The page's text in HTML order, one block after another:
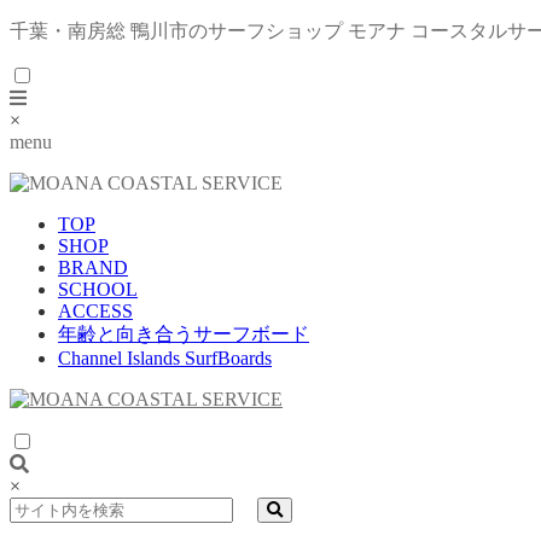
千葉・南房総 鴨川市のサーフショップ モアナ コースタルサ
×
menu
TOP
SHOP
BRAND
SCHOOL
ACCESS
年齢と向き合うサーフボード
Channel Islands SurfBoards
×